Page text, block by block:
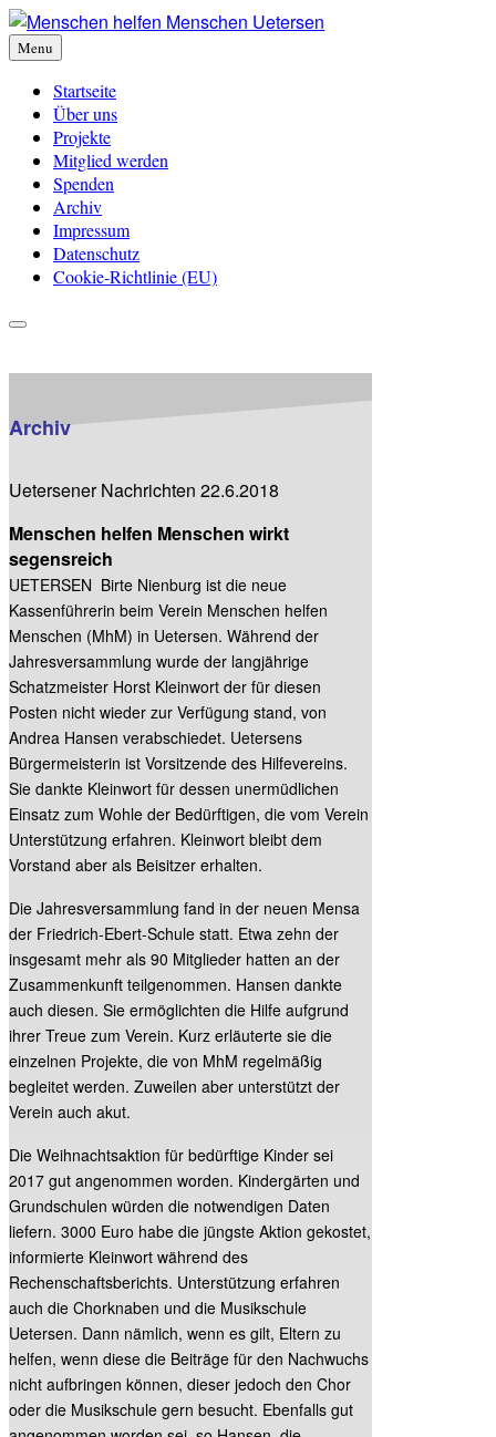
Skip
toMenu
Startseite
Über uns
Projekte
Mitglied werden
Spenden
Archiv
Impressum
Datenschutz
Cookie-Richtlinie (EU)
Archiv
Uetersener Nachrichten 22.6.2018
Menschen helfen Menschen wirkt
segensreich
UETERSEN Birte Nienburg ist die neue
Kassenführerin beim Verein Menschen helfen
Menschen (MhM) in Uetersen. Während der
Jahresversammlung wurde der langjährige
Schatzmeister Horst Kleinwort der für diesen
Posten nicht wieder zur Verfügung stand, von
Andrea Hansen verabschiedet. Uetersens
Bürgermeisterin ist Vorsitzende des Hilfevereins.
Sie dankte Kleinwort für dessen unermüdlichen
Einsatz zum Wohle der Bedürftigen, die vom Verein
Unterstützung erfahren. Kleinwort bleibt dem
Vorstand aber als Beisitzer erhalten.
Die Jahresversammlung fand in der neuen Mensa
der Friedrich-Ebert-Schule statt. Etwa zehn der
insgesamt mehr als 90 Mitglieder hatten an der
Zusammenkunft teilgenommen. Hansen dankte
auch diesen. Sie ermöglichten die Hilfe aufgrund
ihrer Treue zum Verein. Kurz erläuterte sie die
einzelnen Projekte, die von MhM regelmäßig
begleitet werden. Zuweilen aber unterstützt der
Verein auch akut.
Die Weihnachtsaktion für bedürftige Kinder sei
2017 gut angenommen worden. Kindergärten und
Grundschulen würden die notwendigen Daten
liefern. 3000 Euro habe die jüngste Aktion gekostet,
informierte Kleinwort während des
Rechenschaftsberichts. Unterstützung erfahren
auch die Chorknaben und die Musikschule
Uetersen. Dann nämlich, wenn es gilt, Eltern zu
helfen, wenn diese die Beiträge für den Nachwuchs
nicht aufbringen können, dieser jedoch den Chor
oder die Musikschule gern besucht. Ebenfalls gut